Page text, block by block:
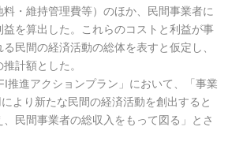
・維持管理費等）のほか、民間事業者に
を算出した。これらのコストと利益が事
民間の経済活動の総体を表すと仮定し、
計額とした。
推進アクションプラン」において、「事業
より新たな民間の経済活動を創出すると
民間事業者の総収入をもって図る」とさ